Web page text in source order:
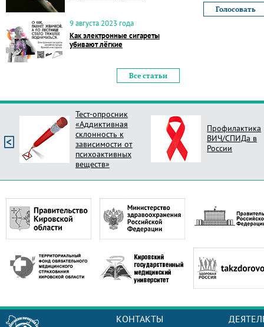
9 августа 2023 года
Как электронные сигареты
убивают лёгкие
Все статьи
Тест-опросник
«Аддиктивная
склонность к
зависимости от
психоактивных
веществ»
Профилактика
ВИЧ/СПИДа в
России
КОНТАКТЫ